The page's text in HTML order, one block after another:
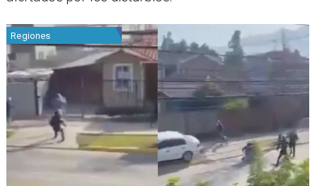
Regiones